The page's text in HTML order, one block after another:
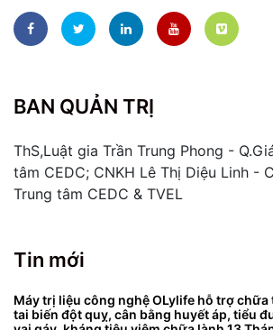
BAN QUẢN TRỊ
ThS,Luật gia Trần Trung Phong -
tâm CEDC; CNKH Lê Thị Diệu Linh -
Trung tâm CEDC & TVEL
Tin mới
Máy trị liệu công nghệ OLylife hỗ trợ
tai biến đột quỵ, cân bằng huyết áp, tiểu